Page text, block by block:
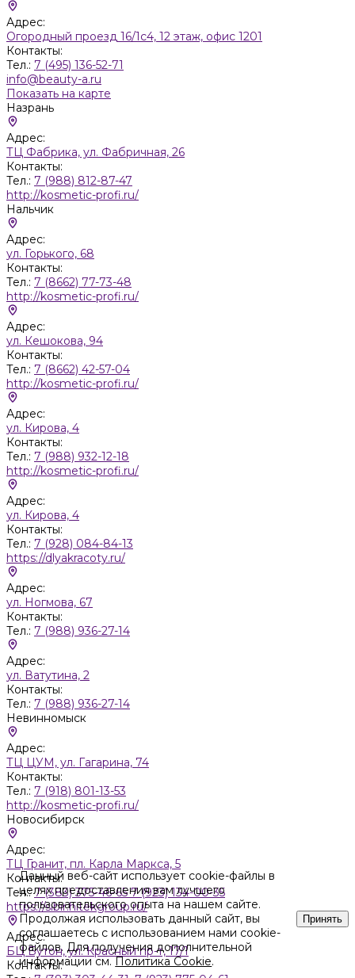
Адрес:
Огородный проезд 16/1с4, 12 этаж, офис 1201
Контакты:
Тел.: 7 (495) 136-52-71
info@beauty-a.ru
Показать на карте
Назрань
Адрес:
ТЦ Фабрика, ул. Фабричная, 26
Контакты:
Тел.: 7 (988) 812-87-47
http://kosmetic-profi.ru/
Нальчик
Адрес:
ул. Горького, 68
Контакты:
Тел.: 7 (8662) 77-73-48
http://kosmetic-profi.ru/
Адрес:
ул. Кешокова, 94
Контакты:
Тел.: 7 (8662) 42-57-04
http://kosmetic-profi.ru/
Адрес:
ул. Кирова, 4
Контакты:
Тел.: 7 (988) 932-12-18
http://kosmetic-profi.ru/
Адрес:
ул. Кирова, 4
Контакты:
Тел.: 7 (928) 084-84-13
https://dlyakracoty.ru/
Адрес:
ул. Ногмова, 67
Контакты:
Тел.: 7 (988) 936-27-14
Адрес:
ул. Ватутина, 2
Контакты:
Тел.: 7 (988) 936-27-14
Невинномыск
Адрес:
ТЦ ЦУМ, ул. Гагарина, 74
Контакты:
Тел.: 7 (918) 801-13-53
http://kosmetic-profi.ru/
Новосибирск
Адрес:
ТЦ Гранит, пл. Карла Маркса, 5
Контакты:
Тел.:7 (383) 375-46-65 7 (923) 134-00-35
https://sibir.hitekgroup.ru/
Адрес:
БЦ Бутон, ул. Красный пр-т, 17/1
Контакты:
Данный веб-сайт использует cookie-файлы в
целях предоставления вам лучшего
пользовательского опыта на нашем сайте.
Продолжая использовать данный сайт, вы
соглашаетесь с использованием нами cookie-
файлов. Для получения дополнительной
информации см.Политика Cookie.
Принять